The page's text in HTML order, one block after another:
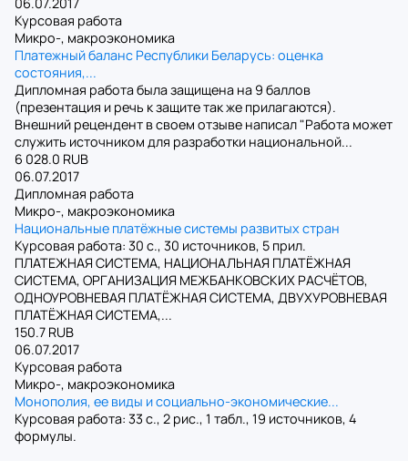
Курсовая работа
Микро-, макроэкономика
Платежный баланс Республики Беларусь: оценка
состояния,...
Дипломная работа была защищена на 9 баллов
(презентация и речь к защите так же прилагаются).
Внешний рецендент в своем отзыве написал "Работа может
служить источником для разработки национальной...
6 028.0 RUB
06.07.2017
Дипломная работа
Микро-, макроэкономика
Национальные платёжные системы развитых стран
Курсовая работа: 30 с., 30 источников, 5 прил.
ПЛАТЕЖНАЯ СИСТЕМА, НАЦИОНАЛЬНАЯ ПЛАТЁЖНАЯ
СИСТЕМА, ОРГАНИЗАЦИЯ МЕЖБАНКОВСКИХ РАСЧЁТОВ,
ОДНОУРОВНЕВАЯ ПЛАТЁЖНАЯ СИСТЕМА, ДВУХУРОВНЕВАЯ
ПЛАТЁЖНАЯ СИСТЕМА,...
150.7 RUB
06.07.2017
Курсовая работа
Микро-, макроэкономика
Монополия, ее виды и социально-экономические...
Курсовая работа: 33 с., 2 рис., 1 табл., 19 источников, 4
формулы.